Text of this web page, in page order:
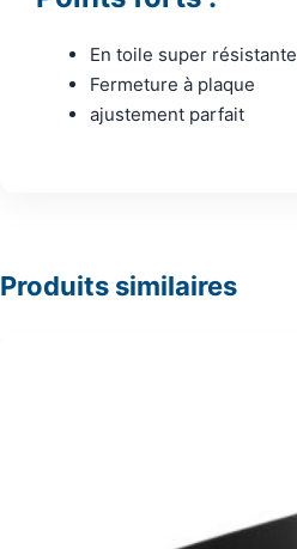
En toile super résistante
Fermeture à plaque
ajustement parfait
Produits similaires